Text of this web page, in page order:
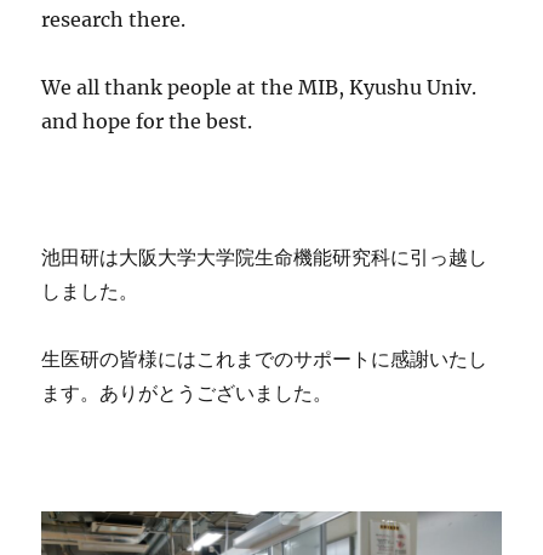
research there.
We all thank people at the MIB, Kyushu Univ.
and hope for the best.
池田研は大阪大学大学院生命機能研究科に引っ越し
しました。
生医研の皆様にはこれまでのサポートに感謝いたし
ます。ありがとうございました。